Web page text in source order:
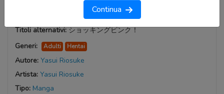
Continua
Titoli alternativi:ショッキングピンク！
Generi:
Adulti Hentai
Autore: Yasui Riosuke
Artista: Yasui Riosuke
Tipo: Manga